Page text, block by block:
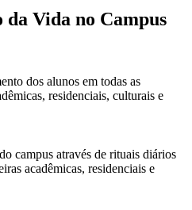
da Vida no Campus
dos alunos em todas as
residenciais, culturais e
campus através de rituais diários
acadêmicas, residenciais e